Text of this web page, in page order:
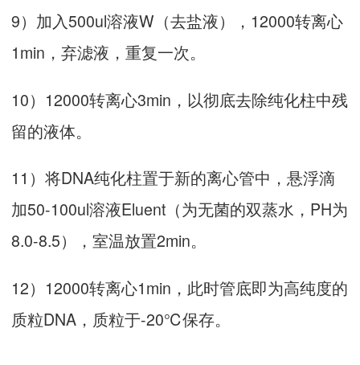
9）加入500ul溶液W（去盐液），12000转离心
1min，弃滤液，重复一次。
10）12000转离心3min，以彻底去除纯化柱中残
留的液体。
11）将DNA纯化柱置于新的离心管中，悬浮滴
加50-100ul溶液Eluent（为无菌的双蒸水，PH为
8.0-8.5），室温放置2min。
12）12000转离心1min，此时管底即为高纯度的
质粒DNA，质粒于-20℃保存。